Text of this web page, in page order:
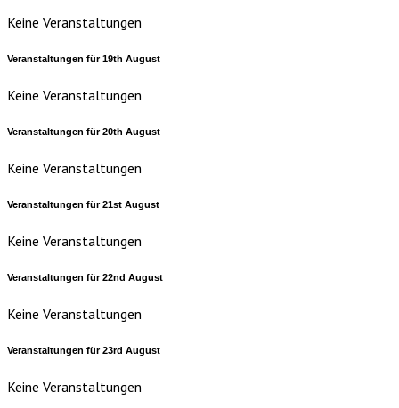
Keine Veranstaltungen
Veranstaltungen für19th August
Keine Veranstaltungen
Veranstaltungen für20th August
Keine Veranstaltungen
Veranstaltungen für21st August
Keine Veranstaltungen
Veranstaltungen für22nd August
Keine Veranstaltungen
Veranstaltungen für23rd August
Keine Veranstaltungen